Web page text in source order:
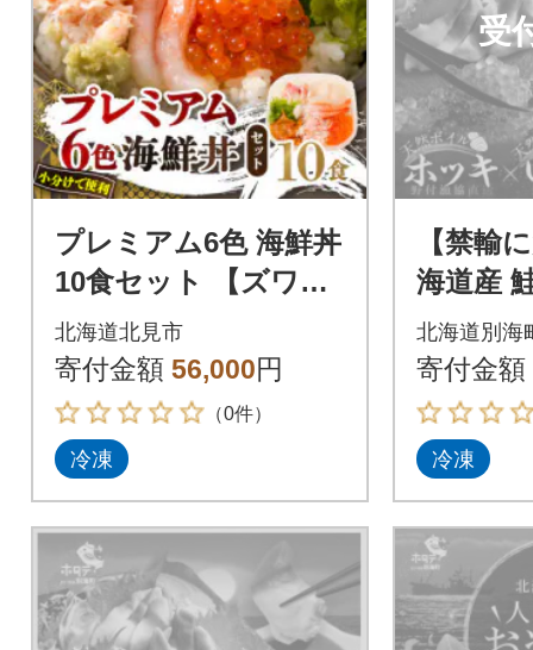
プレミアム6色 海鮮丼
10食セット 【ズワイ
ガニ、ウニ、いく
ら、ホタテ、エビ、
ホッキ】北見市加工
北海道北見市
寄付金額 56,000円
（0件）
冷凍
受
【禁輸
海道産
漬け
貝 1kg
鮮
北海道別海
寄付金額
冷凍